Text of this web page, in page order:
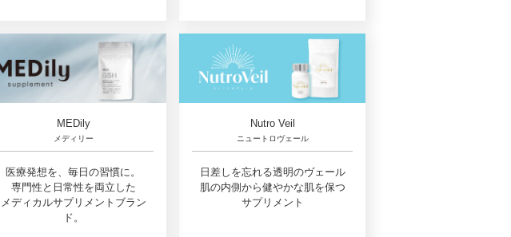
MEDily
メディリー
医療発想を、毎日の習慣に。
専門性と日常性を両立した
メディカルサプリメントブラン
ド。
Nutro Veil
ニュートロヴェール
日差しを忘れる透明のヴェール
肌の内側から健やかな肌を保つ
サプリメント